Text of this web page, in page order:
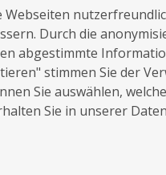
Nachricht
Webseiten
Durch die
abgestimmte
stimmen Sie der
Sie auswählen,
Sie in unserer